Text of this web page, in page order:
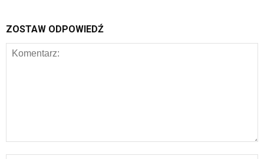
ZOSTAW ODPOWIEDŹ